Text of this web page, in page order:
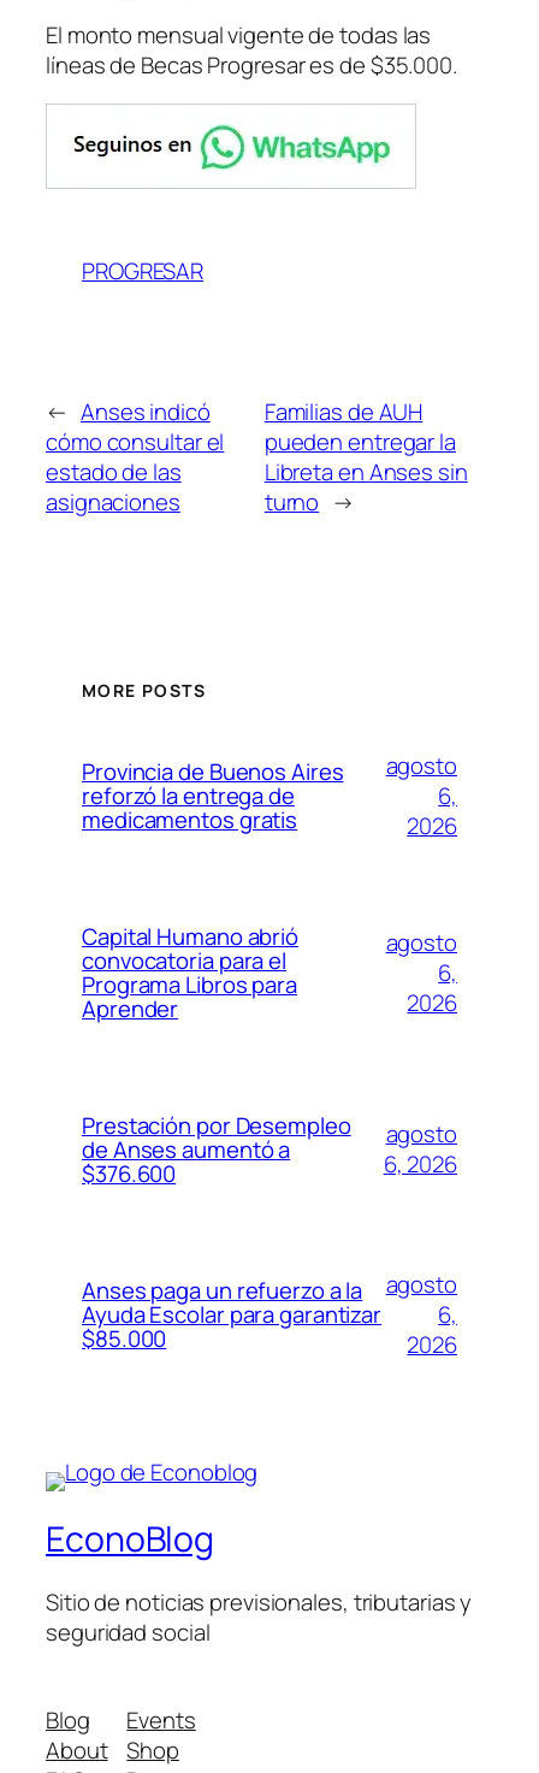
El monto mensual vigente de todas las
líneas de Becas Progresar es de $35.000.
PROGRESAR
← Anses indicó
cómo consultar el
estado de las
asignaciones
Familias de AUH
pueden entregar la
Libreta en Anses sin
turno →
MORE POSTS
Provincia de Buenos Aires
reforzó la entrega de
medicamentos gratis
agosto
6,
2026
Capital Humano abrió
convocatoria para el
Programa Libros para
Aprender
agosto
6,
2026
Prestación por Desempleo
de Anses aumentó a
$376.600
agosto
6, 2026
Anses paga un refuerzo a la
Ayuda Escolar para garantizar
$85.000
agosto
6,
2026
EconoBlog
Sitio de noticias previsionales, tributarias y
seguridad social
Blog
About
Events
Shop